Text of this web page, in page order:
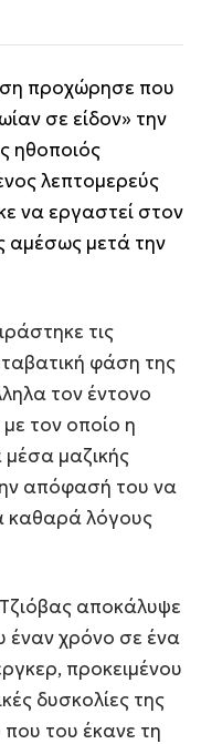
προχώρησε που
σε είδον» την
ηθοποιός
λεπτομερεύς
να εργαστεί στον
αμέσως μετά την
τις
φάση της
τον έντονο
τον οποίο η
μέσα μαζικής
απόφασή του να
καθαρά λόγους
αποκάλυψε
έναν χρόνο σε ένα
προκειμένου
δυσκολίες της
του έκανε τη